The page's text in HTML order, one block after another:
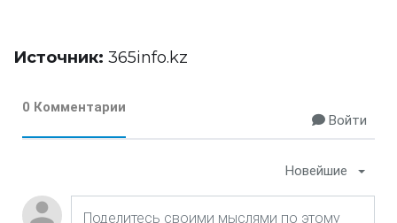
Источник: 365info.kz
0 Комментарии
Войти
Новейшие